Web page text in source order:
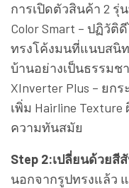
การเปิดตัวสินค้า 2 รุ่
Color Smart – ปฏิวั
ทรงโค้งมนที่แนบสนิ
บ้านอย่างเป็นธรรมช
XInverter Plus – ยก
เพิ่ม Hairline
ความทันสมัย
Step 2:เปลี่ยนด้วยสี
นอกจากรูปทรงแล้ว